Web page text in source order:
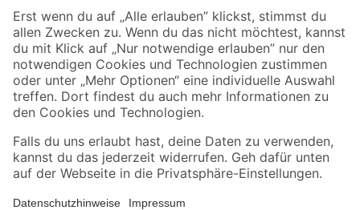
Sicher einkaufen
Jetzt die toom-App herunterladen
Alle Preisangaben in EUR inkl. gesetzl. MwSt.. Die dargestellten Angebote sind unter
Umständen nicht in allen Märkten verfügbar. Die angegebenen Verfügbarkeiten beziehen
Produkte nur solange der Vorrat reicht.